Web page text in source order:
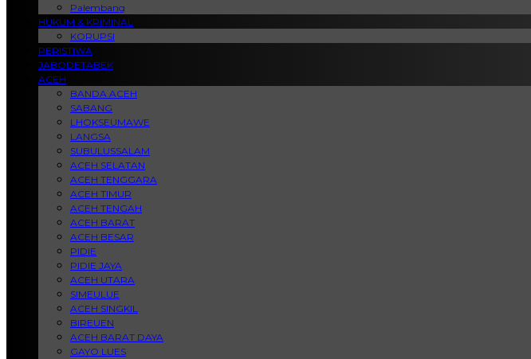
Palembang
HUKUM & KRIMINAL
KORUPSI
PERISTIWA
JABODETABEK
ACEH
BANDA ACEH
SABANG
LHOKSEUMAWE
LANGSA
SUBULUSSALAM
ACEH SELATAN
ACEH TENGGARA
ACEH TIMUR
ACEH TENGAH
ACEH BARAT
ACEH BESAR
PIDIE
PIDIE JAYA
ACEH UTARA
SIMEULUE
ACEH SINGKIL
BIREUEN
ACEH BARAT DAYA
GAYO LUES